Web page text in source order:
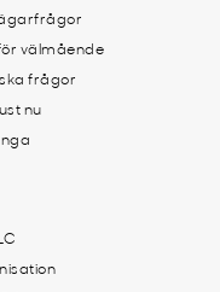
välmående
frågor
nu